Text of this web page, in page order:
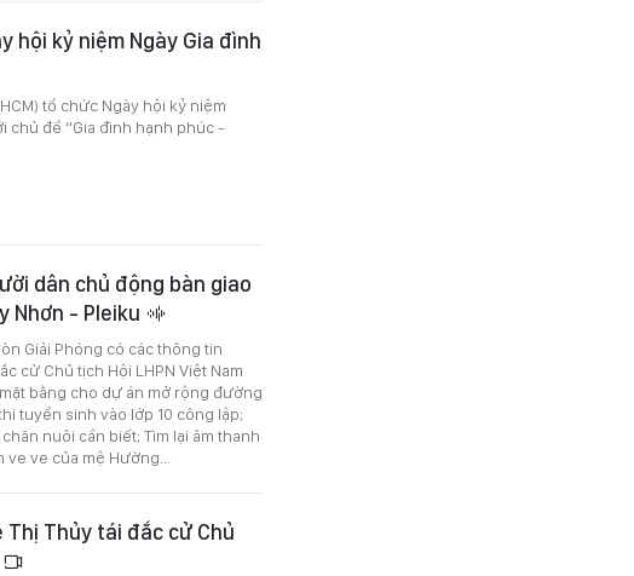
hội kỷ niệm Ngày Gia đình
tổ chức Ngày hội kỷ niệm
chủ đề “Gia đình hạnh phúc -
dân chủ động bàn giao
Nhơn - Pleiku
Giải Phóng có các thông tin
cử Chủ tịch Hội LHPN Việt Nam
bằng cho dự án mở rộng đường
tuyển sinh vào lớp 10 công lập;
nuôi cần biết; Tìm lại âm thanh
ve của mệ Hường...
Thủy tái đắc cử Chủ